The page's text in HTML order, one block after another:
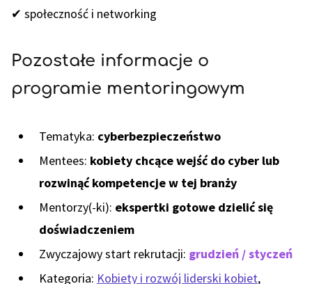
✔ społeczność i networking
Pozostałe informacje o
programie mentoringowym
Tematyka: cyberbezpieczeństwo
Mentees: kobiety chcące wejść do cyber lub
rozwinąć kompetencje w tej branży
Mentorzy(-ki): ekspertki gotowe dzielić się
doświadczeniem
Zwyczajowy start rekrutacji: grudzień / styczeń
Kategoria: Kobiety i rozwój liderski kobiet,